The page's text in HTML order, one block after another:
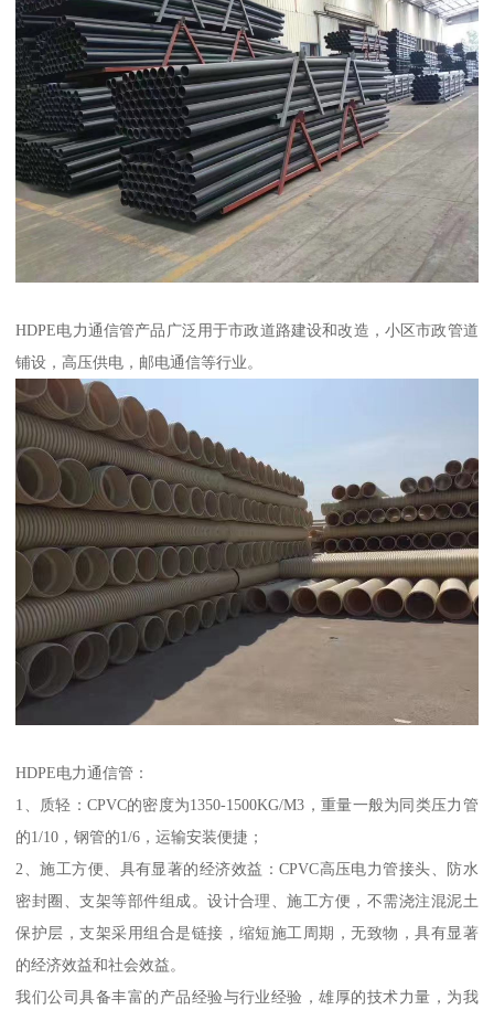
HDPE电力通信管产品广泛用于市政道路建设和改造，小区市政管道
铺设，高压供电，邮电通信等行业。
HDPE电力通信管：
1、质轻：CPVC的密度为1350-1500KG/M3，重量一般为同类压力管
的1/10，钢管的1/6，运输安装便捷；
2、施工方便、具有显著的经济效益：CPVC高压电力管接头、防水
密封圈、支架等部件组成。设计合理、施工方便，不需浇注混泥土
保护层，支架采用组合是链接，缩短施工周期，无致物，具有显著
的经济效益和社会效益。
我们公司具备丰富的产品经验与行业经验，雄厚的技术力量，为我